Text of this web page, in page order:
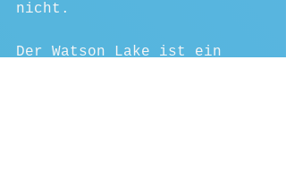
nicht.
Der Watson Lake ist ein